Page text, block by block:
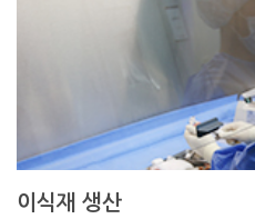
이식재 생산